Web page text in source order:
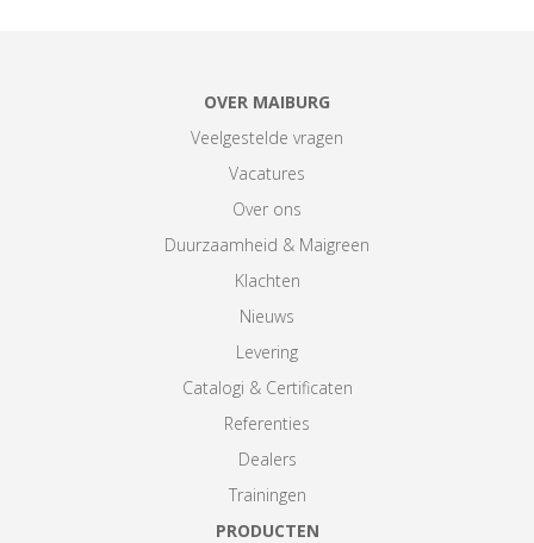
OVER MAIBURG
Veelgestelde vragen
Vacatures
Over ons
Duurzaamheid & Maigreen
Klachten
Nieuws
Levering
Catalogi & Certificaten
Referenties
Dealers
Trainingen
PRODUCTEN